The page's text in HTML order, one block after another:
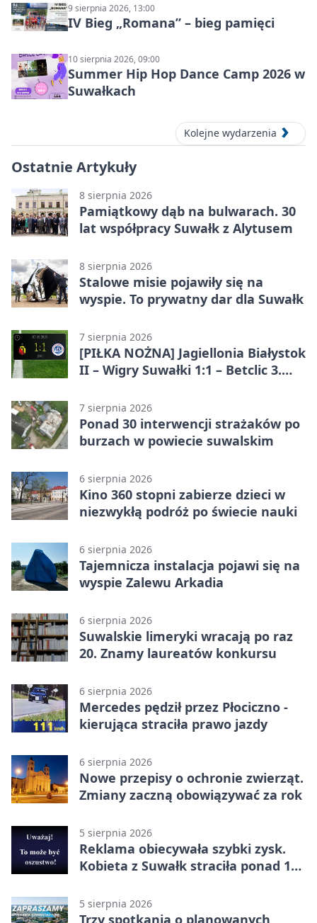
9 sierpnia 2026, 13:00
IV Bieg „Romana” – bieg pamięci
10 sierpnia 2026, 09:00
Summer Hip Hop Dance Camp 2026 w
Suwałkach
Kolejne wydarzenia
Ostatnie Artykuły
8 sierpnia 2026
Pamiątkowy dąb na bulwarach. 30
lat współpracy Suwałk z Alytusem
8 sierpnia 2026
Stalowe misie pojawiły się na
wyspie. To prywatny dar dla Suwałk
7 sierpnia 2026
[PIŁKA NOŻNA] Jagiellonia Białystok
II – Wigry Suwałki 1:1 – Betclic 3.
7 sierpnia 2026
Ponad 30 interwencji strażaków po
burzach w powiecie suwalskim
6 sierpnia 2026
Kino 360 stopni zabierze dzieci w
niezwykłą podróż po świecie nauki
6 sierpnia 2026
Tajemnicza instalacja pojawi się na
wyspie Zalewu Arkadia
6 sierpnia 2026
Suwalskie limeryki wracają po raz
20. Znamy laureatów konkursu
6 sierpnia 2026
Mercedes pędził przez Płociczno -
kierująca straciła prawo jazdy
6 sierpnia 2026
Nowe przepisy o ochronie zwierząt.
Zmiany zaczną obowiązywać za rok
5 sierpnia 2026
Reklama obiecywała szybki zysk.
Kobieta z Suwałk straciła ponad 190
5 sierpnia 2026
Trzy spotkania o planowanych